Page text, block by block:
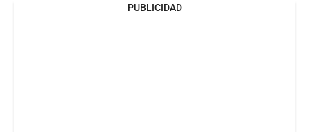
PUBLICIDAD